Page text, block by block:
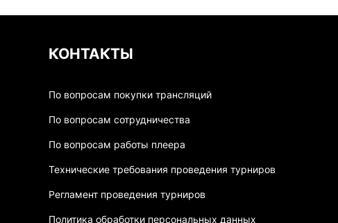
КОНТАКТЫ
По вопросам покупки трансляций
По вопросам сотрудничества
По вопросам работы плеера
Технические требования проведения турниров
Регламент проведения турниров
Политика обработки персональных данных